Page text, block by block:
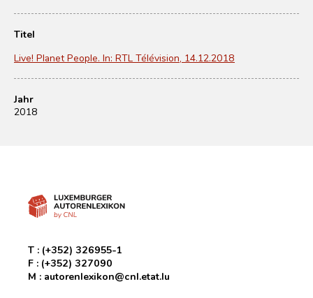
Titel
Live! Planet People. In: RTL Télévision, 14.12.2018
Jahr
2018
T : (+352) 326955-1
F : (+352) 327090
M : autorenlexikon@cnl.etat.lu